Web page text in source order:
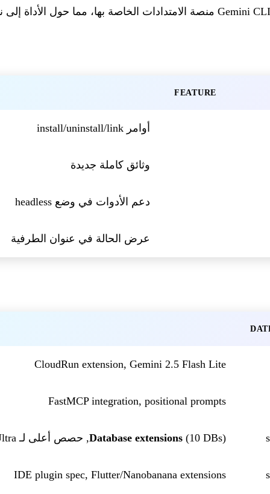
FEATURE
أوامر install/uninstall/link
وثائق كاملة جديدة
دعم الأدوات في وضع headless
عرض الحالة في عنوان الطرفية
CloudRun extension, Gemini 2.5 Flash Lite
FastMCP integration, positional prompts
Database extensions (10 DBs), حصص أعلى لـ Pro/Ultra
IDE plugin spec, Flutter/Nanobanana extensions